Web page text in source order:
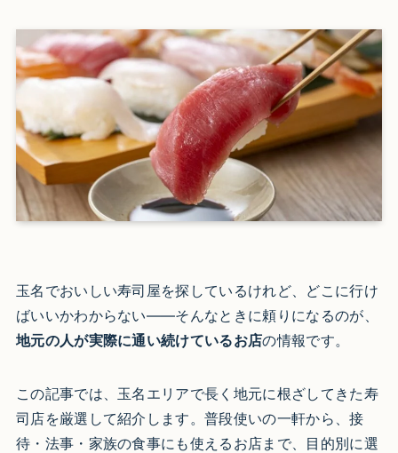
玉名でおいしい寿司屋を探しているけれど、どこに行け
ばいいかわからない——そんなときに頼りになるのが、
地元の人が実際に通い続けているお店の情報です。
この記事では、玉名エリアで長く地元に根ざしてきた寿
司店を厳選して紹介します。普段使いの一軒から、接
待・法事・家族の食事にも使えるお店まで、目的別に選